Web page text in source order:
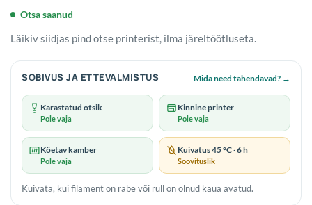
Otsa saanud
Läikiv siidjas pind otse printerist, ilma järeltöötluseta.
SOBIVUS JA ETTEVALMISTUS Mida need tähendavad? →
Karastatud otsik
Pole vaja
Kinnine printer
Pole vaja
Köetav kamber
Pole vaja
Kuivatus 45 °C · 6 h
Soovituslik
Kuivata, kui filament on rabe või rull on olnud kaua avatud.